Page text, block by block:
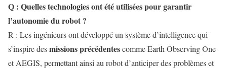
Q : Quelles technologies ont été utilisées pour garantir
l’autonomie du robot ?
R : Les ingénieurs ont développé un système d’intelligence qui
s’inspire desmissions précédentescomme Earth Observing One
et AEGIS, permettant ainsi au robot d’anticiper des problèmes et